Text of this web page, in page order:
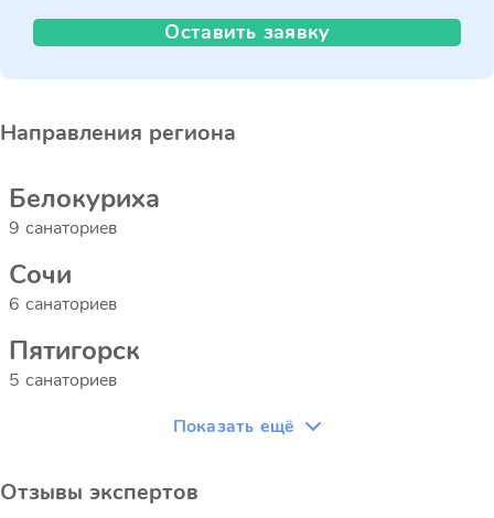
Оставить заявку
Направления региона
Белокуриха
9 санаториев
Сочи
6 санаториев
Пятигорск
5 санаториев
Показать ещё
Отзывы экспертов